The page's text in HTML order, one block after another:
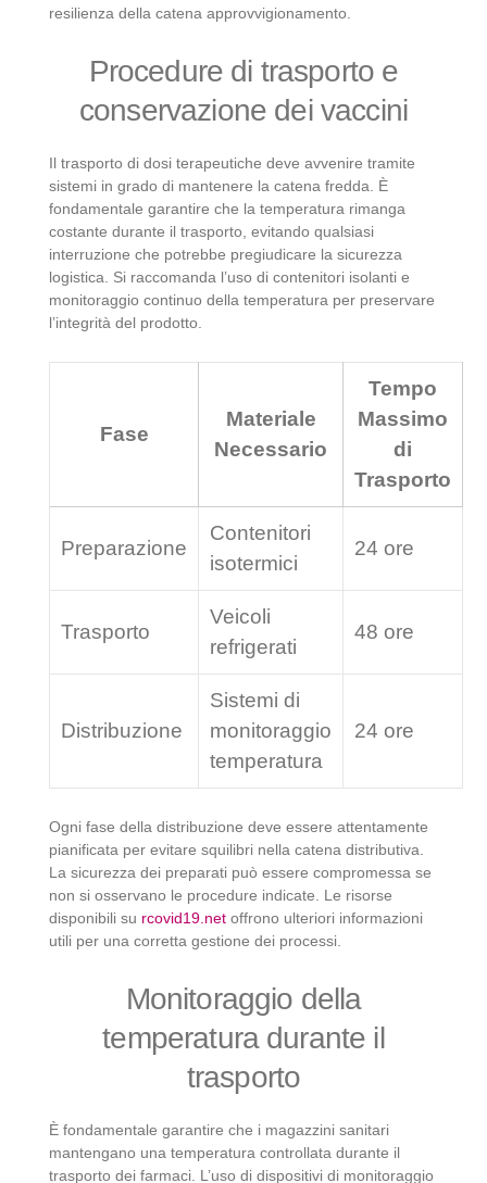
resilienza della catena approvvigionamento.
Procedure di trasporto e
conservazione dei vaccini
Il trasporto di dosi terapeutiche deve avvenire tramite
sistemi in grado di mantenere la catena fredda. È
fondamentale garantire che la temperatura rimanga
costante durante il trasporto, evitando qualsiasi
interruzione che potrebbe pregiudicare la sicurezza
logistica. Si raccomanda l’uso di contenitori isolanti e
monitoraggio continuo della temperatura per preservare
l’integrità del prodotto.
Fase
Materiale
Necessario
Tempo
Massimo
di
Trasporto
Preparazione
Contenitori
isotermici
24 ore
Trasporto
Veicoli
refrigerati
48 ore
Distribuzione
Sistemi di
monitoraggio
temperatura
24 ore
Ogni fase della distribuzione deve essere attentamente
pianificata per evitare squilibri nella catena distributiva.
La sicurezza dei preparati può essere compromessa se
non si osservano le procedure indicate. Le risorse
disponibili su rcovid19.net offrono ulteriori informazioni
utili per una corretta gestione dei processi.
Monitoraggio della
temperatura durante il
trasporto
È fondamentale garantire che i magazzini sanitari
mantengano una temperatura controllata durante il
trasporto dei farmaci. L’uso di dispositivi di monitoraggio